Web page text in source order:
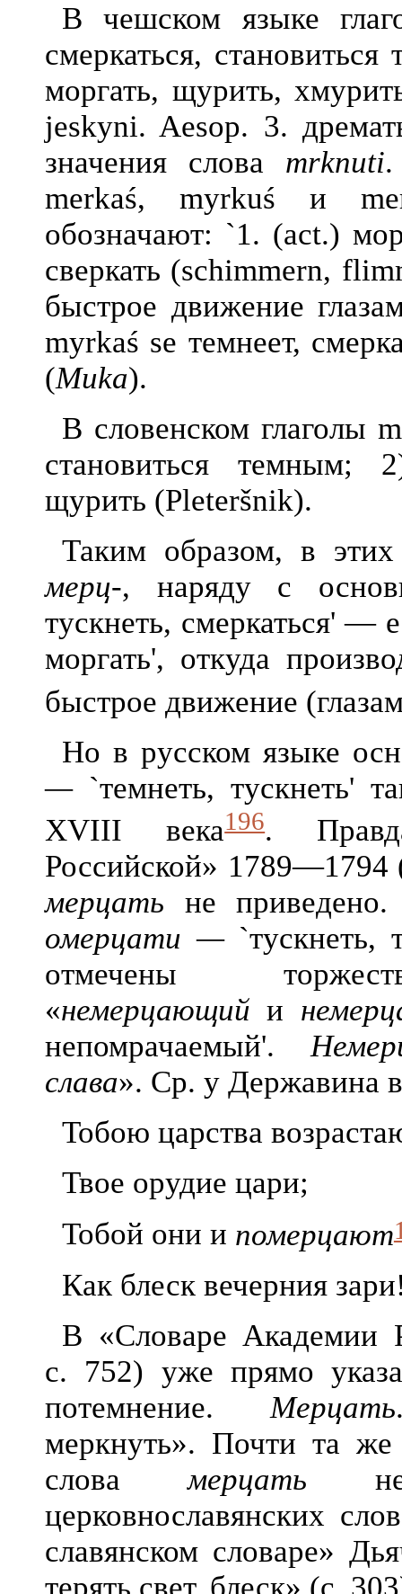
В чешском языке
смеркаться,
моргать, щурить,
jeskyni. Aesop. 3.
значения слова mrknuti
merkaś, myrkuś и
обозначают: `1. (act.)
сверкать (schimmern,
быстрое движение
myrkaś se темнеет,
(Muka).
В словенском глаголы
становиться темным;
щурить (Pleteršnik).
Таким образом, в
мерц-, наряду с
тускнеть, смеркаться' —
моргать', откуда
быстрое движение
Но в русском языке
—`темнеть, тускнеть'
XVIII века196.
Российской»
мерцать не приведено.
омерцати —`тускнеть,
отмечены
«немерцающий и
непомрачаемый'.
слава». Ср. у Державина
Тобою царства
Твое орудие цари;
Тобой они и померцают
Как блеск вечерния
В «Словаре Академии
с. 752) уже прямо
потемнение. Мерцать
меркнуть». Почти та же
словамерцать
церковнославянских
славянском словаре»